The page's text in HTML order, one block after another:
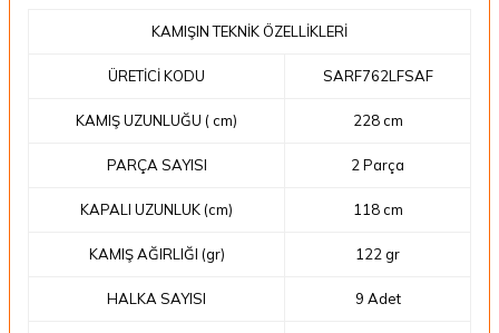
KAMIŞIN TEKNİK ÖZELLİKLERİ
ÜRETİCİ KODU SARF762LFSAF
KAMIŞ UZUNLUĞU ( cm) 228 cm
PARÇA SAYISI 2 Parça
KAPALI UZUNLUK (cm) 118 cm
KAMIŞ AĞIRLIĞI (gr) 122 gr
HALKA SAYISI 9 Adet